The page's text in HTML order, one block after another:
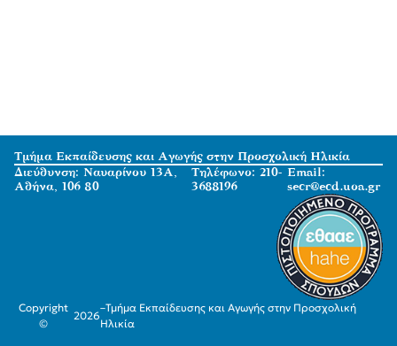
Τμήμα Εκπαίδευσης και Αγωγής στην Προσχολική Ηλικία
Διεύθυνση: Ναυαρίνου 13Α,
Αθήνα, 106 80
Τηλέφωνο: 210-
3688196
Email:
secr@ecd.uoa.gr
Copyright
©
2026
–Τμήμα Εκπαίδευσης και Αγωγής στην Προσχολική
Ηλικία